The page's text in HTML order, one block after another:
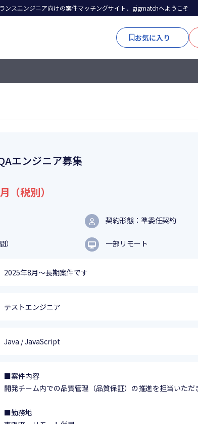
ンスエンジニア向けの案件マッチングサイト、gigmatchへようこそ
お気に入り
エンジニア募集
（税別）
契約形態：準委任契約
一部リモート
2025年8月～長期案件です
テストエンジニア
Java / JavaScript
■案件内容
開発チーム内での品質管理（品質保証）の推進を担当いただ
■勤務地